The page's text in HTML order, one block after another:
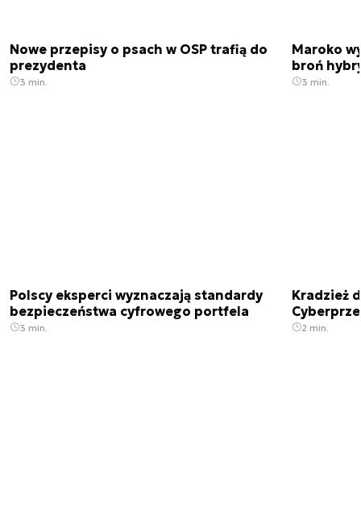
Nowe przepisy o psach w OSP trafią do
prezydenta
3 min.
Maroko
broń
3 min.
Polscy eksperci wyznaczają standardy
bezpieczeństwa cyfrowego portfela
3 min.
Kradzież
2 min.